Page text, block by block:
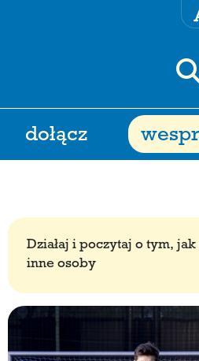
dołącz
Działaj i poczytaj o tym, jak
inne osoby